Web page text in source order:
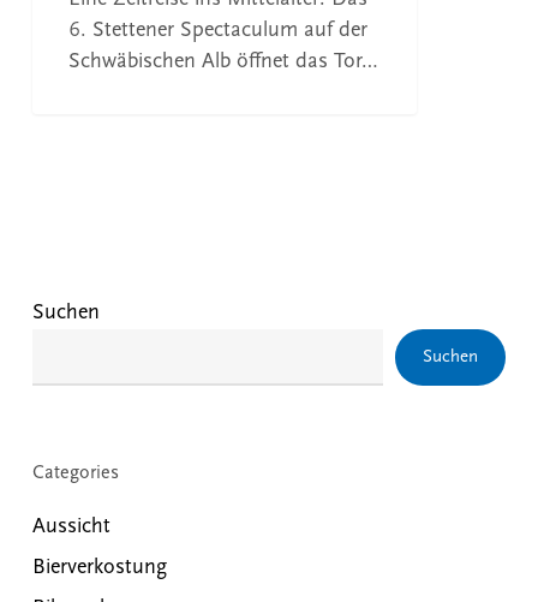
6. Stettener Spectaculum auf der
Schwäbischen Alb öffnet das Tor…
Suchen
Suchen
Categories
Aussicht
Bierverkostung